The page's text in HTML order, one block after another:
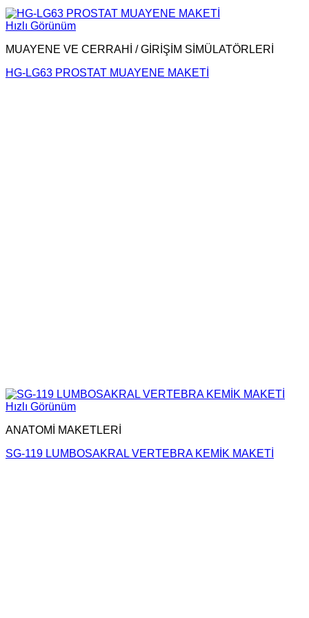
Hızlı Görünüm
MUAYENE VE CERRAHİ / GİRİŞİM SİMÜLATÖRLERİ
HG-LG63 PROSTAT MUAYENE MAKETİ
Hızlı Görünüm
ANATOMİ MAKETLERİ
SG-119 LUMBOSAKRAL VERTEBRA KEMİK MAKETİ